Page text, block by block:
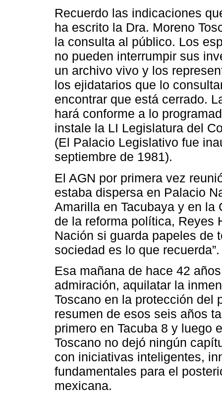
Recuerdo las indicaciones
ha escrito la Dra. Moreno
la consulta al público. Los
no pueden interrumpir sus
un archivo vivo y los
los ejidatarios que lo
encontrar que está cerrado.
hará conforme a lo
instale la LI Legislatura del
(El Palacio Legislativo fue
septiembre de 1981).
El AGN por primera vez
estaba dispersa en Palacio
Amarilla en Tacubaya y en
de la reforma política, Reyes
Nación si guarda papeles de
sociedad es lo que recuerda”.
Esa mañana de hace 42
admiración, aquilatar la
Toscano en la protección del
resumen de esos seis años
primero en Tacuba 8 y luego
Toscano no dejó ningún
con iniciativas inteligentes,
fundamentales para el
mexicana.